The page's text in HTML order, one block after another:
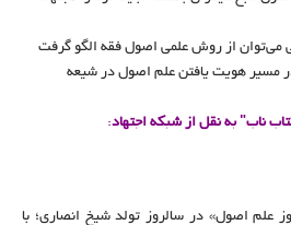
می‌توان از روش علمی اصول فقه الگو گرفت
مسیر هویت یافتن علم اصول در شیعه
ناب" به نقل از شبکه اجتهاد:
اصول» در سالروز تولد شیخ انصاری؛ با